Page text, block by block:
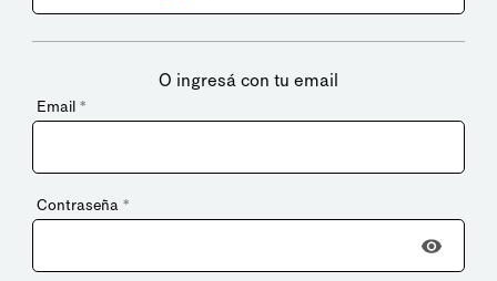
O ingresá con tu email
Email *
Contraseña *